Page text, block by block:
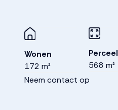
Wonen
172 m²
Perceel
568 m²
Neem contact op